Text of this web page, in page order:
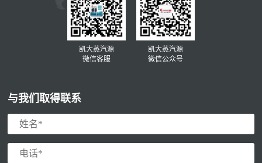
凯大蒸汽源
微信客服
凯大蒸汽源
微信公众号
与我们取得联系